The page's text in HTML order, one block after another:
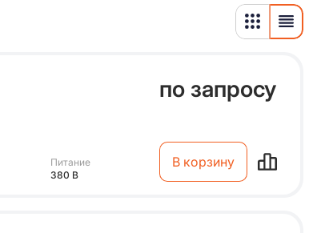
Питание
380 В
по запросу
В корзину